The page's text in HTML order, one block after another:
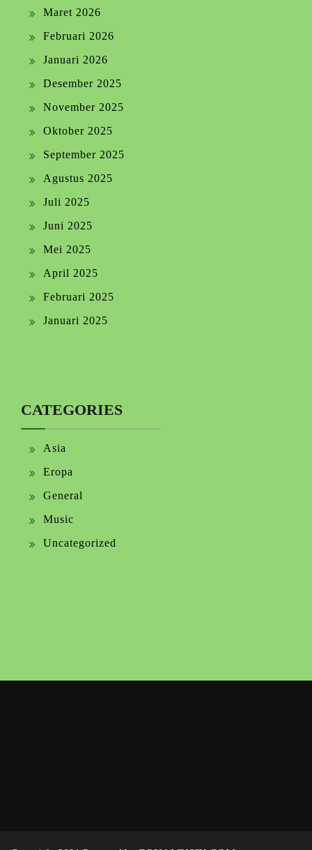
Maret 2026
Februari 2026
Januari 2026
Desember 2025
November 2025
Oktober 2025
September 2025
Agustus 2025
Juli 2025
Juni 2025
Mei 2025
April 2025
Februari 2025
Januari 2025
CATEGORIES
Asia
Eropa
General
Music
Uncategorized